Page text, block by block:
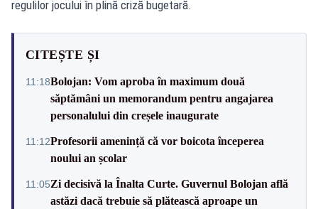
regulilor jocului în plină criză bugetară.
CITEȘTE ȘI
11:18Bolojan: Vom aproba în maximum două
săptămâni un memorandum pentru angajarea
personalului din creșele inaugurate
11:12Profesorii amenință că vor boicota începerea
noului an școlar
11:05Zi decisivă la Înalta Curte. Guvernul Bolojan află
astăzi dacă trebuie să plătească aproape un